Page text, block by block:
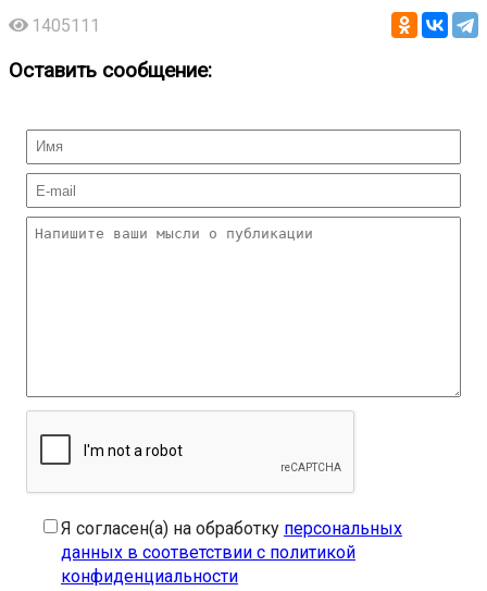
1405111
Оставить сообщение:
Я согласен(а) на обработку персональных
данных в соответствии с политикой
конфиденциальности